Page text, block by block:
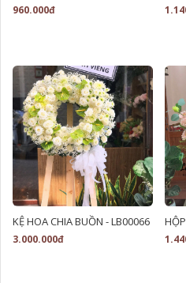
960.000đ
KỆ HOA CHIA BUỒN - LB00066
3.000.000đ